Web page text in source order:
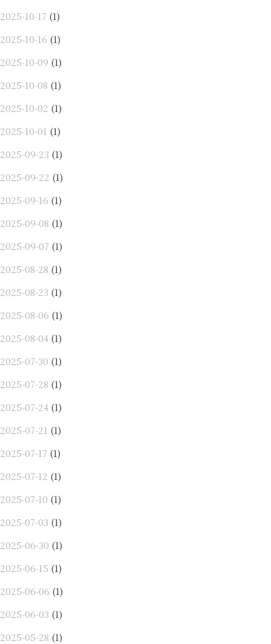
2025-10-17 (1)
2025-10-16 (1)
2025-10-09 (1)
2025-10-08 (1)
2025-10-02 (1)
2025-10-01 (1)
2025-09-23 (1)
2025-09-22 (1)
2025-09-16 (1)
2025-09-08 (1)
2025-09-07 (1)
2025-08-28 (1)
2025-08-23 (1)
2025-08-06 (1)
2025-08-04 (1)
2025-07-30 (1)
2025-07-28 (1)
2025-07-24 (1)
2025-07-21 (1)
2025-07-17 (1)
2025-07-12 (1)
2025-07-10 (1)
2025-07-03 (1)
2025-06-30 (1)
2025-06-15 (1)
2025-06-06 (1)
2025-06-03 (1)
2025-05-28 (1)